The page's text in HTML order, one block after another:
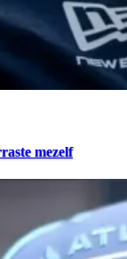
mezelf